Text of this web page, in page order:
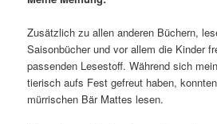
Zusätzlich zu allen anderen Büchern,
Saisonbücher und vor allem die Kinder
passenden Lesestoff. Während sich
tierisch aufs Fest gefreut haben,
mürrischen Bär Mattes lesen.